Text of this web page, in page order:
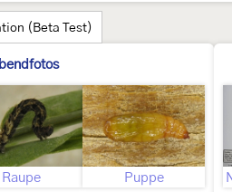
(Beta Test)
Raupe Puppe